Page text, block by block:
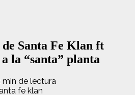
Santa Fe Klan ft
la “santa” planta
min de lectura